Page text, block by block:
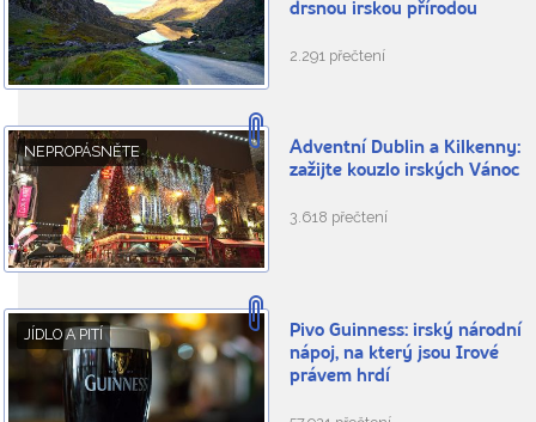
drsnou irskou přírodou
2.291 přečtení
NEPROPÁSNĚTE
Adventní Dublin a Kilkenny:
zažijte kouzlo irských Vánoc
3.618 přečtení
JÍDLO A PITÍ
Pivo Guinness: irský národní
nápoj, na který jsou Irové
právem hrdí